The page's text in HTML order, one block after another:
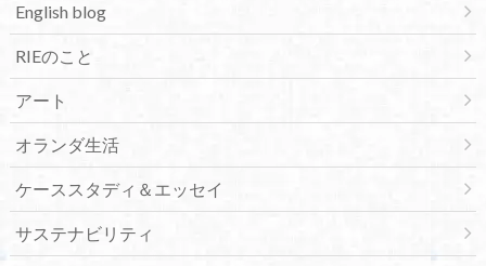
English blog
RIEのこと
アート
オランダ生活
ケーススタディ＆エッセイ
サステナビリティ